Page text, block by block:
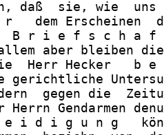
daß  sie, wie
dem Erscheinen
B r i e f s c h a
aber bleiben
Herr Hecker   b
gerichtliche
gegen die
Herrn Gendarmen
i d i g u n g